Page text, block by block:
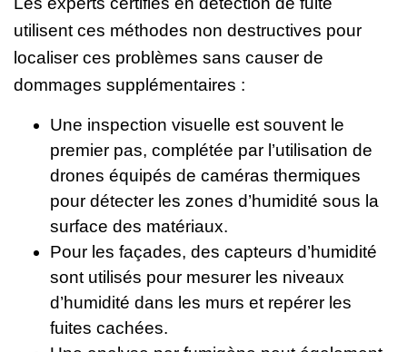
utilisent ces méthodes non destructives pour
localiser ces problèmes sans causer de
dommages supplémentaires :
Une inspection visuelle est souvent le
premier pas, complétée par l’utilisation de
drones équipés de caméras thermiques
pour détecter les zones d’humidité sous la
surface des matériaux.
Pour les façades, des capteurs d’humidité
sont utilisés pour mesurer les niveaux
d’humidité dans les murs et repérer les
fuites cachées.